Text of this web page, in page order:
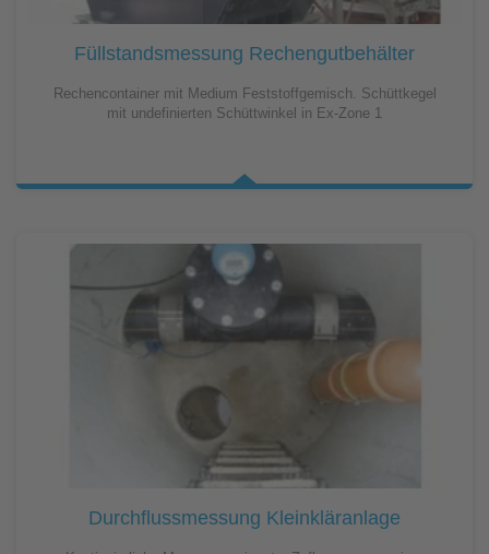
Füllstandsmessung Rechengutbehälter
Rechencontainer mit Medium Feststoffgemisch. Schüttkegel
mit undefinierten Schüttwinkel in Ex-Zone 1
Durchflussmessung Kleinkläranlage